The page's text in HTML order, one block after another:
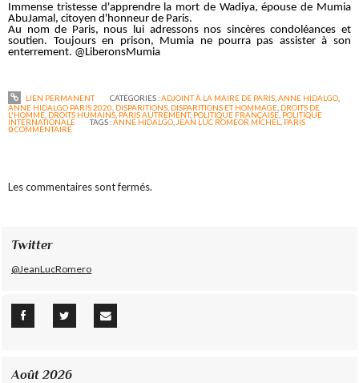
Immense tristesse d'apprendre la mort de Wadiya, épouse de Mumia
AbuJamal, citoyen d'honneur de Paris.
Au nom de Paris, nous lui adressons nos sincères condoléances et
soutien. Toujours en prison, Mumia ne pourra pas assister à son
enterrement. @LiberonsMumia
LIEN PERMANENT CATÉGORIES :ADJOINT À LA MAIRE DE PARIS, ANNE HIDALGO,
ANNE HIDALGO PARIS 2020 DISPARITIONS DISPARITIONS ET HOMMAGE DROITS DE
L'HOMME DROITS HUMAINS PARIS AUTREMENT, POLITIQUE FRANÇAISE POLITIQUE
INTERNATIONALE TAGS :ANNE HIDALGO JEAN LUC ROMEOR MICHEL PARIS
0COMMENTAIRE
Les commentaires sont fermés.
Twitter
@JeanLucRomero
Août 2026